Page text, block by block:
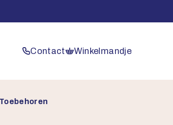
Contact Winkelmandje
Toebehoren